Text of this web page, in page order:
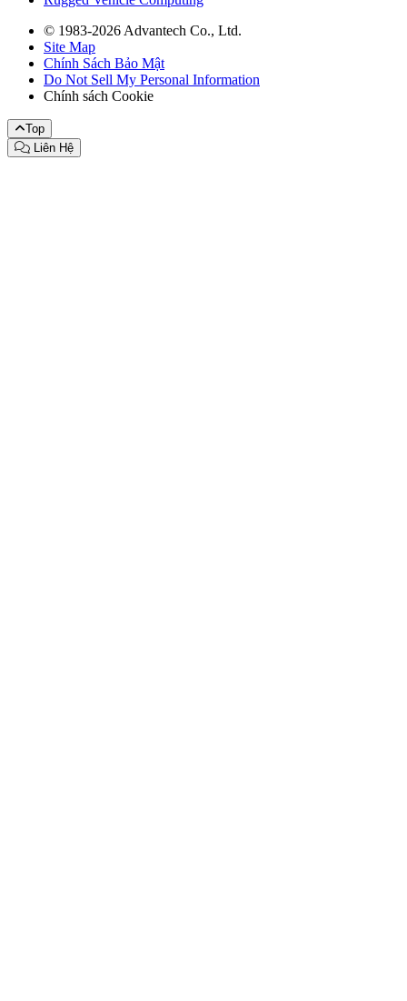
© 1983-2026 Advantech Co., Ltd.
Site Map
Chính Sách Bảo Mật
Do Not Sell My Personal Information
Chính sách Cookie
Top
Liên Hệ